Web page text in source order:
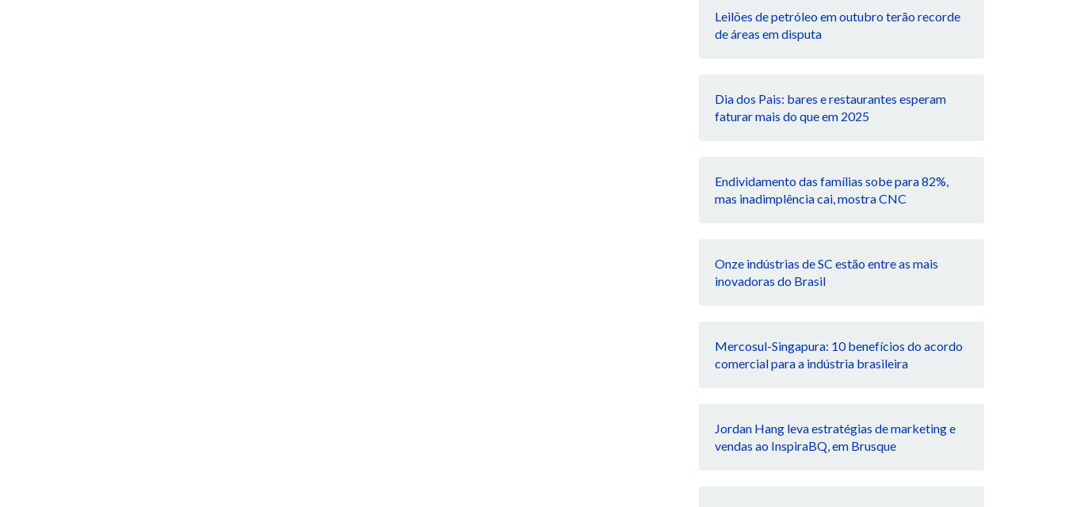
Leilões de petróleo em outubro terão recorde
de áreas em disputa
Dia dos Pais: bares e restaurantes esperam
faturar mais do que em 2025
Endividamento das famílias sobe para 82%,
mas inadimplência cai, mostra CNC
Onze indústrias de SC estão entre as mais
inovadoras do Brasil
Mercosul-Singapura: 10 benefícios do acordo
comercial para a indústria brasileira
Jordan Hang leva estratégias de marketing e
vendas ao InspiraBQ, em Brusque